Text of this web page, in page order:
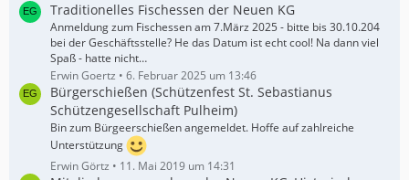
Traditionelles Fischessen der Neuen KG
Anmeldung zum Fischessen am 7.März 2025 - bitte bis 30.10.204
bei der Geschäftsstelle? He das Datum ist echt cool! Na dann viel
Spaß - hatte nicht…
Erwin Goertz
6. Februar 2025 um 13:46
Bürgerschießen (Schützenfest St. Sebastianus
Schützengesellschaft Pulheim)
Bin zum Bürgeerschießen angemeldet. Hoffe auf zahlreiche
Unterstützung
Erwin Görtz
11. Mai 2019 um 14:31